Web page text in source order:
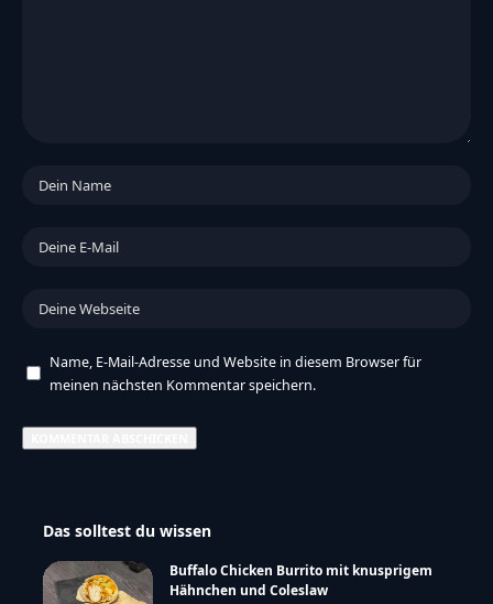
Name, E-Mail-Adresse und Website in diesem Browser für
meinen nächsten Kommentar speichern.
Das solltest du wissen
Buffalo Chicken Burrito mit knusprigem
Hähnchen und Coleslaw